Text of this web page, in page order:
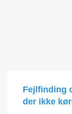
Fejlfinding
der ikke